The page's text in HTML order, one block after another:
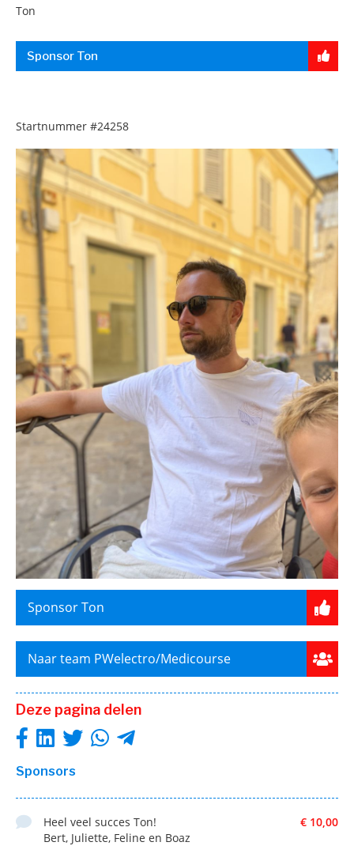
Ton
Sponsor Ton
Startnummer #24258
Sponsor Ton
Naar team PWelectro/Medicourse
Deze pagina delen
Sponsors
€ 10,00
Heel veel succes Ton!
Bert, Juliette, Feline en Boaz